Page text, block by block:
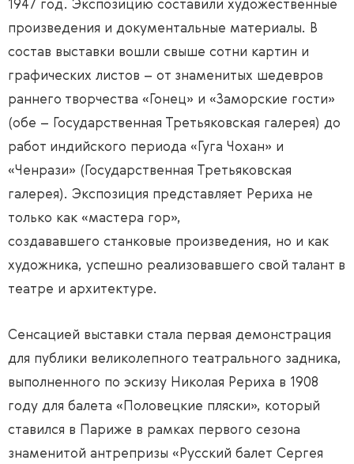
1947 год. Экспозицию составили художественные
произведения и документальные материалы. В
состав выставки вошли свыше сотни картин и
графических листов – от знаменитых шедевров
раннего творчества «Гонец» и «Заморские гости»
(обе – Государственная Третьяковская галерея) до
работ индийского периода «Гуга Чохан» и
«Ченрази» (Государственная Третьяковская
галерея). Экспозиция представляет Рериха не
только как «мастера гор»,
создававшего станковые произведения, но и как
художника, успешно реализовавшего свой талант в
театре и архитектуре.
Сенсацией выставки стала первая демонстрация
для публики великолепного театрального задника,
выполненного по эскизу Николая Рериха в 1908
году для балета «Половецкие пляски», который
ставился в Париже в рамках первого сезона
знаменитой антрепризы «Русский балет Сергея